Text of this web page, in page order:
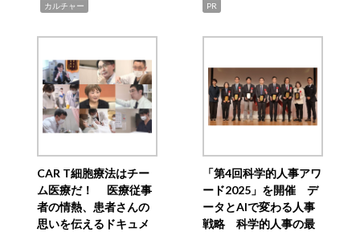
カルチャー PR
CAR T細胞療法はチー
ム医療だ！ 医療従事
者の情熱、患者さんの
思いを伝えるドキュメ
「第4回科学的人事アワ
ード2025」を開催 デ
ータとAIで変わる人事
戦略 科学的人事の最